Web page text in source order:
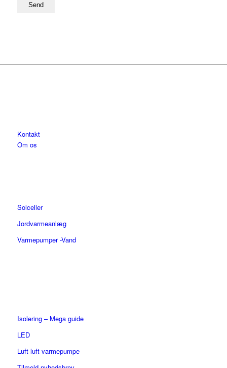
Kontakt
Om os
Solceller
Jordvarmeanlæg
Varmepumper -Vand
Isolering – Mega guide
LED
Luft luft varmepumpe